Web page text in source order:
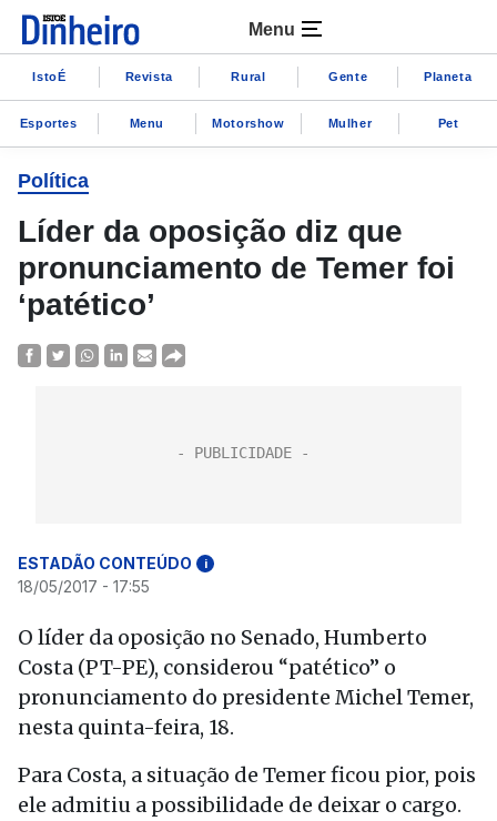
Menu
IstoÉ Revista Rural Gente Planeta
Esportes Menu Motorshow Mulher Pet
Política
Líder da oposição diz que
pronunciamento de Temer foi
‘patético’
ESTADÃO CONTEÚDO i
18/05/2017 - 17:55
O líder da oposição no Senado, Humberto
Costa (PT-PE), considerou “patético” o
pronunciamento do presidente Michel Temer,
nesta quinta-feira, 18.
Para Costa, a situação de Temer ficou pior, pois
ele admitiu a possibilidade de deixar o cargo.